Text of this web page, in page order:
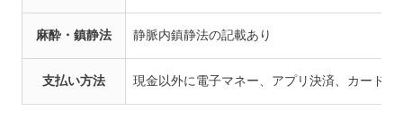
麻酔・鎮静法 静脈内鎮静法の記載あり
支払い方法 現金以外に電子マネー、アプリ決済、カード